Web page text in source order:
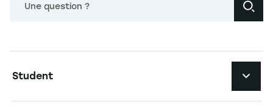
Une question ?
Student